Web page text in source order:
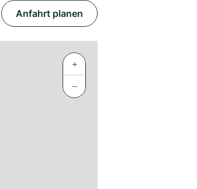
Anfahrt planen
+
−